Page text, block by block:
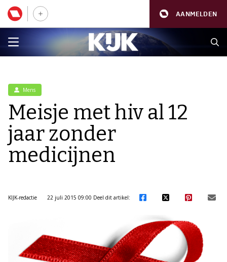
AANMELDEN
Mens
Meisje met hiv al 12
jaar zonder
medicijnen
KIJK-redactie 22 juli 2015 09:00 Deel dit artikel: